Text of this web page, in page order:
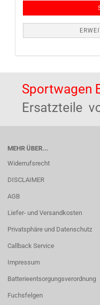
Sportwagen
Ersatzteile
MEHR ÜBER...
Widerrufsrecht
DISCLAIMER
AGB
Liefer- und Versandkosten
Privatsphäre und Datenschutz
Callback Service
Impressum
Batterieentsorgungsverordnung
Fuchsfelgen